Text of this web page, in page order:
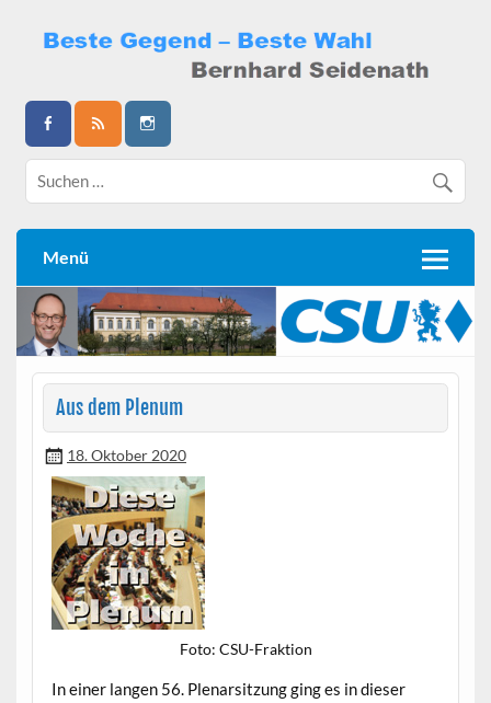
content
Bernhard Seidenath
Menü
Aus dem Plenum
18. Oktober 2020
Foto: CSU-Frak­tion
In ein­er lan­gen 56. Ple­nar­sitzung ging es in dieser